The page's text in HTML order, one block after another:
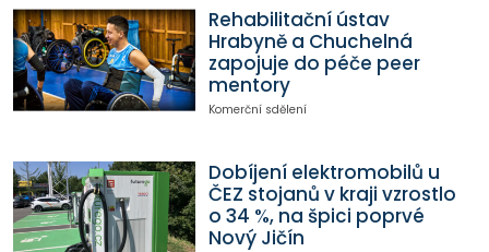
Rehabilitační ústav
Hrabyně a Chuchelná
zapojuje do péče peer
mentory
Komerční sdělení
Dobíjení elektromobilů u
ČEZ stojanů v kraji vzrostlo
o 34 %, na špici poprvé
Nový Jičín